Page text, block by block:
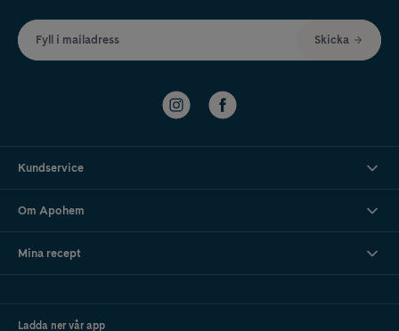
Fyll i mailadress Skicka
Kundservice
Om Apohem
Mina recept
Ladda ner vår app